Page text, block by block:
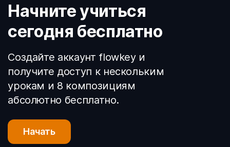
Начните учиться
сегодня бесплатно
Создайте аккаунт flowkey и
получите доступ к нескольким
урокам и 8 композициям
абсолютно бесплатно.
Начать